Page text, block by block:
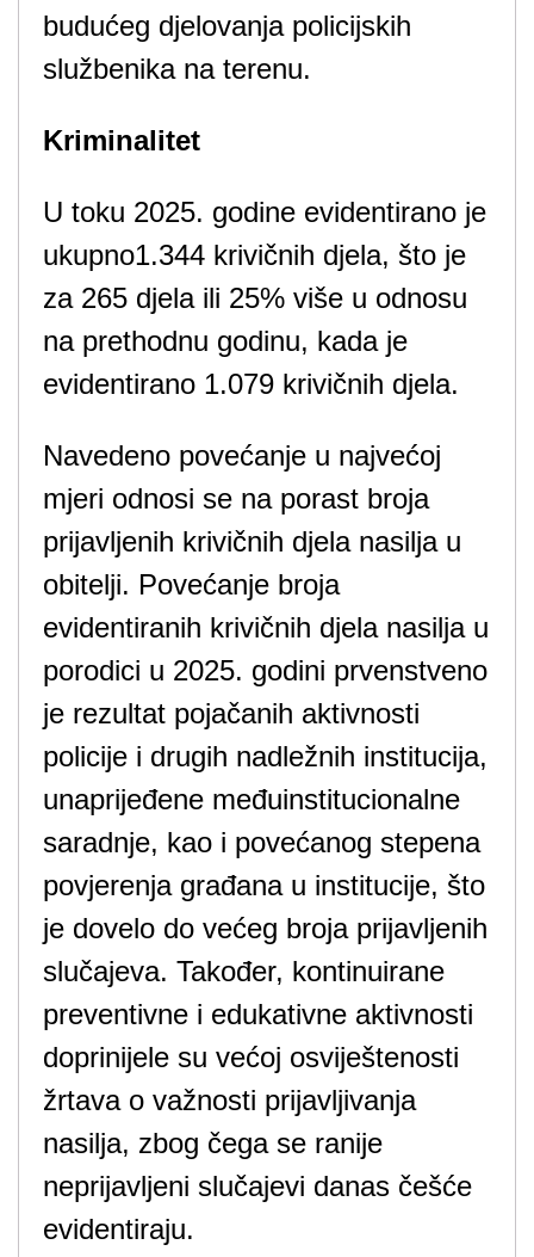
budućeg djelovanja policijskih
službenika na terenu.
Kriminalitet
U toku 2025. godine evidentirano je
ukupno1.344 krivičnih djela, što je
za 265 djela ili 25% više u odnosu
na prethodnu godinu, kada je
evidentirano 1.079 krivičnih djela.
Navedeno povećanje u najvećoj
mjeri odnosi se na porast broja
prijavljenih krivičnih djela nasilja u
obitelji. Povećanje broja
evidentiranih krivičnih djela nasilja u
porodici u 2025. godini prvenstveno
je rezultat pojačanih aktivnosti
policije i drugih nadležnih institucija,
unaprijeđene međuinstitucionalne
saradnje, kao i povećanog stepena
povjerenja građana u institucije, što
je dovelo do većeg broja prijavljenih
slučajeva. Također, kontinuirane
preventivne i edukativne aktivnosti
doprinijele su većoj osviještenosti
žrtava o važnosti prijavljivanja
nasilja, zbog čega se ranije
neprijavljeni slučajevi danas češće
evidentiraju.